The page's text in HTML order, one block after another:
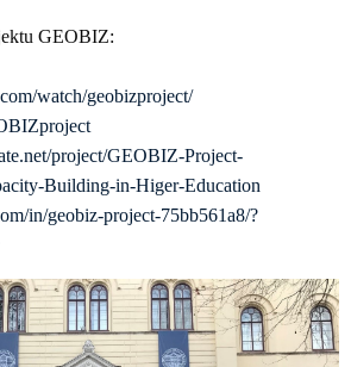
GEOBIZ:
watch/geobizproject/
project/GEOBIZ-Project-
Building-in-Higer-Education
in/geobiz-project-75bb561a8/?